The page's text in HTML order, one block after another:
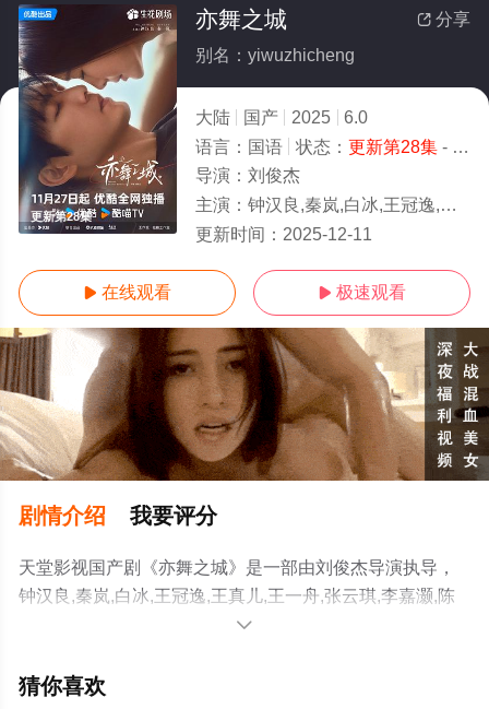
更新第28集
 分享
亦舞之城
别名：yiwuzhicheng
大陆 国产 2025
6.0
语言： 国语 状态： 更新第28集- 免费观看
导演： 刘俊杰
主演： 钟汉良,秦岚,白冰,王冠逸,王真儿,王一舟,张云琪,李嘉灏,陈瑾,
更新时间： 2025-12-11
 在线观看  极速观看
剧情介绍 我要评分
天堂影视国产剧《亦舞之城》是一部由刘俊杰导演执导，
钟汉良,秦岚,白冰,王冠逸,王真儿,王一舟,张云琪,李嘉灏,陈
瑾,张太文等明星精彩演绎的大陆电视剧，手机免费观看高
息可移步至豆瓣电视剧、电视猫或剧情网等平台了解。

猜你喜欢